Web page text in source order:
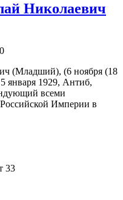
Николаевич
(Младший), (6 ноября (18
января 1929, Антиб,
всеми
Империи в
33